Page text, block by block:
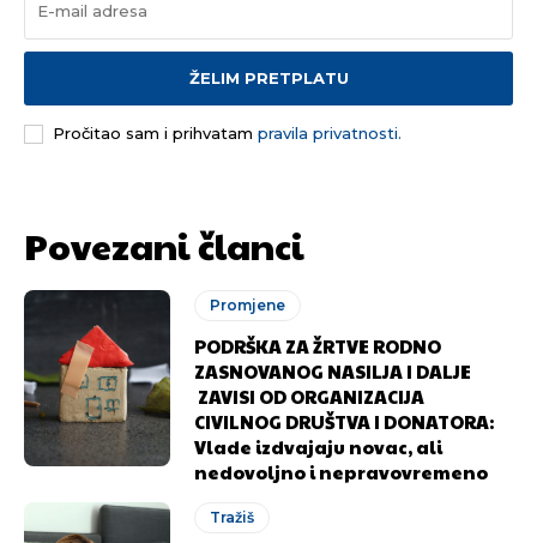
Pusti priču da živi!
odlučili da pustite Vašu priču da živi, Redakcija
[wpuf_form id=”7463”]
Pusti priču da živi!
odlučili da pustite Vašu priču da živi, Redakcija
[wpuf_form id=”7463”]
ŽELIM PRETPLATU
Pročitao sam i prihvatam pravila privatnosti.
Povezani članci
Promjene
PODRŠKA ZA ŽRTVE RODNO
ZASNOVANOG NASILJA I DALJE
ZAVISI OD ORGANIZACIJA
CIVILNOG DRUŠTVA I DONATORA:
Vlade izdvajaju novac, ali
nedovoljno i nepravovremeno
Tražiš